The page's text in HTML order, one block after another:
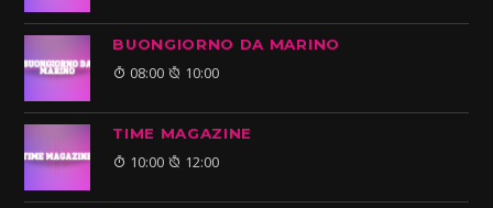
BUONGIORNO DA MARINO
08:00 10:00
TIME MAGAZINE
10:00 12:00